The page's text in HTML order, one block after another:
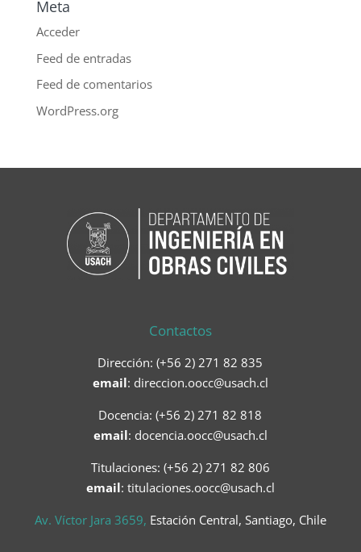
Meta
Acceder
Feed de entradas
Feed de comentarios
WordPress.org
Contactos
Dirección: (+56 2) 271 82 835
email: direccion.oocc@usach.cl
Docencia: (+56 2) 271 82 818
email: docencia.oocc@usach.cl
Titulaciones: (+56 2) 271 82 806
email: titulaciones.oocc@usach.cl
Av. Víctor Jara 3659, Estación Central, Santiago, Chile